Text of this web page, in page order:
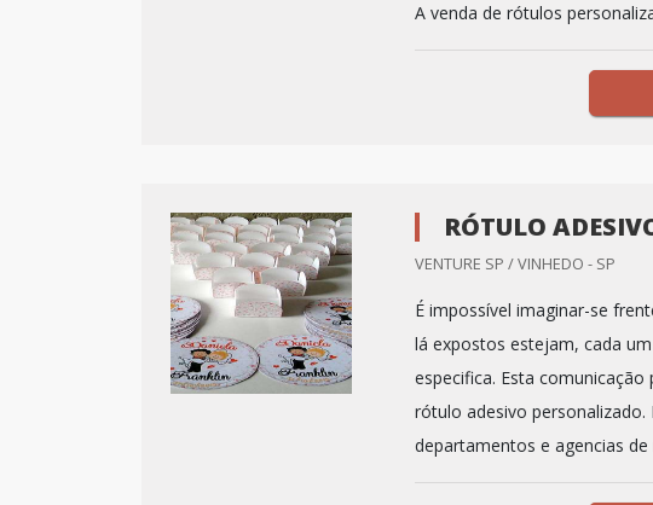
A venda de rótulos
RÓTULO
VENTURE SP / VINHEDO - SP
É impossível imaginar-se
lá expostos estejam, cada
especifica. Esta
rótulo adesivo personalizado.
departamentos e agencias de